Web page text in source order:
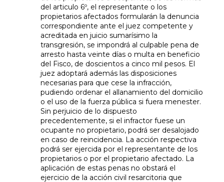
del articulo 6º, el representante o los
propietarios afectados formularán la denuncia
correspondiente ante el juez competente y
acreditada en juicio sumarísimo la
transgresión, se impondrá al culpable pena de
arresto hasta veinte días o multa en beneficio
del Fisco, de doscientos a cinco mil pesos. El
juez adoptará además las disposiciones
necesarias para que cese la infracción,
pudiendo ordenar el allanamiento del domicilio
o el uso de la fuerza pública si fuera menester.
Sin perjuicio de lo dispuesto
precedentemente, si el infractor fuese un
ocupante no propietario, podrá ser desalojado
en caso de reincidencia. La acción respectiva
podrá ser ejercida por el representante de los
propietarios o por el propietario afectado. La
aplicación de estas penas no obstará el
ejercicio de la acción civil resarcitoria que